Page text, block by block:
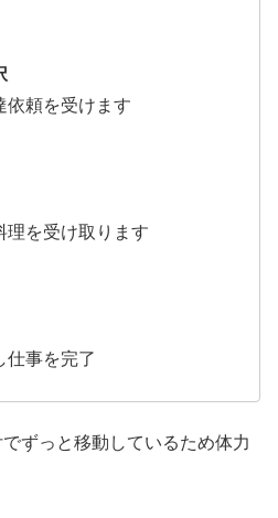
依頼を受けます
理を受け取ります
仕事を完了
ずっと移動しているため体力